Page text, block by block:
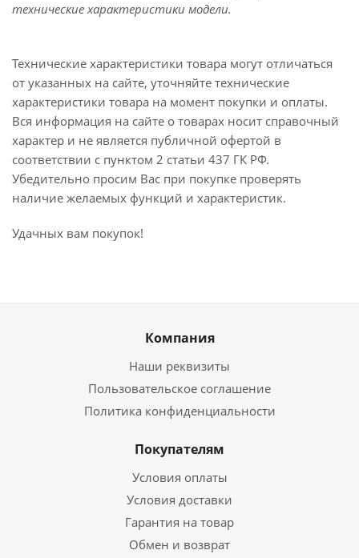
технические характеристики модели.
Технические характеристики товара могут отличаться
от указанных на сайте, уточняйте технические
характеристики товара на момент покупки и оплаты.
Вся информация на сайте о товарах носит справочный
характер и не является публичной офертой в
соответствии с пунктом 2 статьи 437 ГК РФ.
Убедительно просим Вас при покупке проверять
наличие желаемых функций и характеристик.
Удачных вам покупок!
Компания
Наши реквизиты
Пользовательское соглашение
Политика конфиденциальности
Покупателям
Условия оплаты
Условия доставки
Гарантия на товар
Обмен и возврат